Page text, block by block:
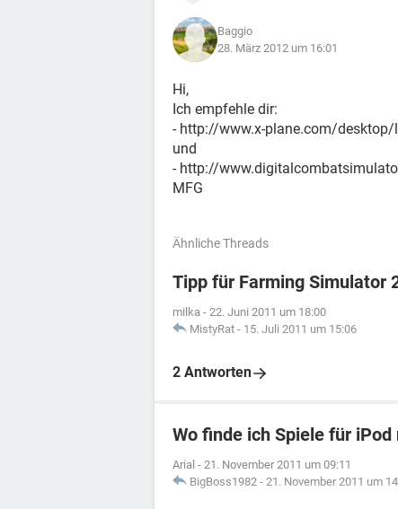
Baggio
28. März 2012 um 16:01
Hi,
Ich empfehle dir:
- http://www.x-plane.com/
und
- http://
MFG
Ähnliche Threads
Tipp für Farming Simulator
milka - 22. Juni 2011 um 18:00
MistyRat - 15. Juli 2011 um 15:06
2 Antworten
Wo finde ich Spiele für iPod
Arial - 21. November 2011 um 09:11
BigBoss1982 - 21. November 2011 um